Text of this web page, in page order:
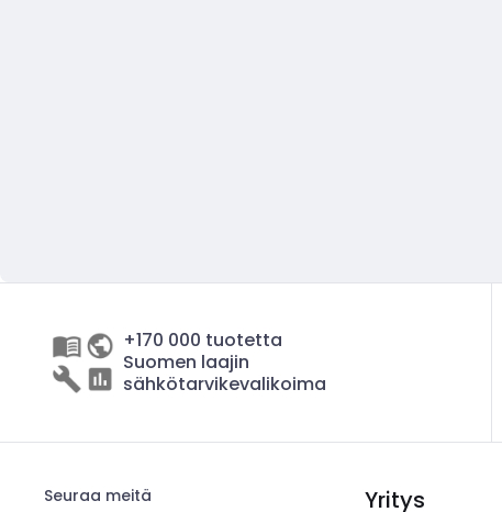
+170 000 tuotetta
Suomen laajin
sähkötarvikevalikoima
Seuraa meitä Yritys